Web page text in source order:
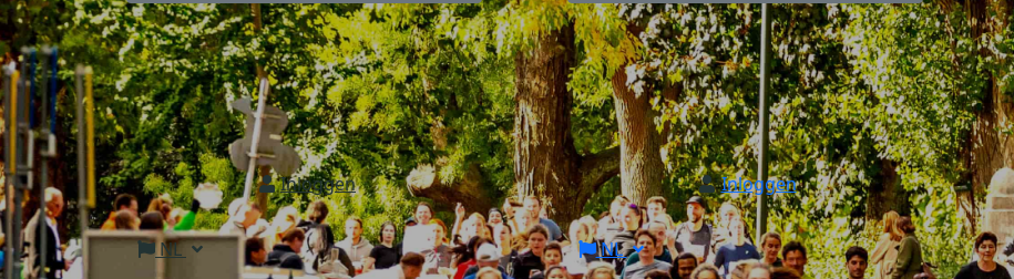
Inloggen
NL
Inloggen
NL